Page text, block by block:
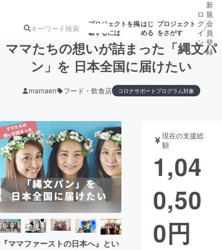
プロジェクトを掲
載するには
はじ
める
プロジェクト
をさがす
ジェクト
ターン
注目の新着プロ
ジェクト
募集終了が近いプ
ロジェクト
もうすぐ公開
されます
アート・写真 音楽
テクノロジー・ガジェット ゲーム・サ
映像・映画
ビジネス・起業
まちづくり・地域活性化
ロ
グ
イ
ン
/
新
規
会
員
登
録
ママたちの想いが詰まった「縄文パ
ン」を 日本全国に届けたい
mamaen フード・飲食店 コロナサポートプログラム対象
『ママファーストの日本へ』とい
現在の支援総
額
1,04
0,50
0円